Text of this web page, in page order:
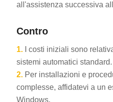
all'assistenza successiva
Contro
1.
I costi iniziali sono
sistemi automatici standard.
2. Per installazioni e
complesse, affidatevi a un
Windows.